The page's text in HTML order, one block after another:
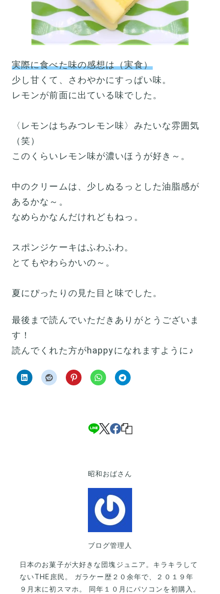
実際に食べた味の感想は（実食）
少し甘くて、さわやかにすっぱい味。
レモンが前面に出ている味でした。
〈レモンはちみつレモン味〉みたいな雰囲気
（笑）
このくらいレモン味が濃いほうが好き～。
中のクリームは、少しぬるっとした油脂感が
あるかな～。
なめらかなんだけれどもねっ。
スポンジケーキはふわふわ。
とてもやわらかいの～。
夏にぴったりの見た目と味でした。
最後まで読んでいただきありがとうございま
す！
読んでくれた方がhappyになれますように♪
昭和おばさん
ブログ管理人
日本のお菓子が大好きな団塊ジュニア。キラキラして
ないTHE庶民。 ガラケー歴２０余年で、２０１９年
９月末に初スマホ。 同年１０月にパソコンを初購入。